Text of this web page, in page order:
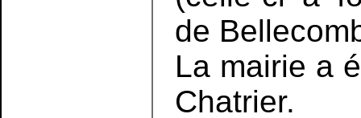
de
La mairie a
Chatrier.